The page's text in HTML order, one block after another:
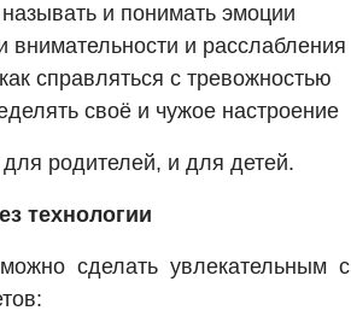
и понимать эмоции
и расслабления
справляться с тревожностью
своё и чужое настроение
родителей, и для детей.
технологии
сделать увлекательным с